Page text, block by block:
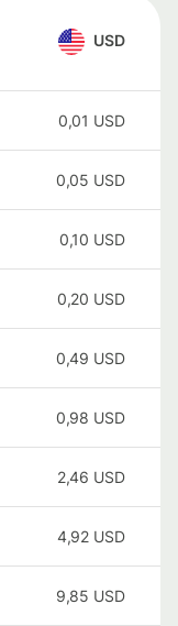
USD
0,01 USD
0,05 USD
0,10 USD
0,20 USD
0,49 USD
0,98 USD
2,46 USD
4,92 USD
9,85 USD